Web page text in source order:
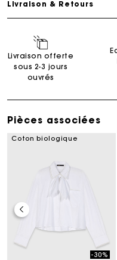
Livraison & Retours
Livraison offerte
sous 2-3 jours
ouvrés
Pièces associées
Coton biologique
-30%